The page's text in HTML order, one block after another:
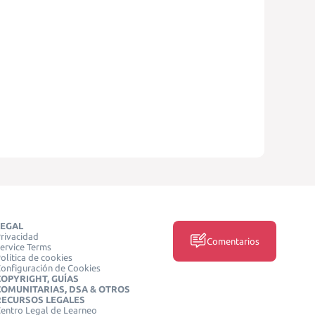
Terms
de cookies
de Cookies
GUÍAS
DSA & OTROS
LEGALES
Legal de Learneo
Comentarios